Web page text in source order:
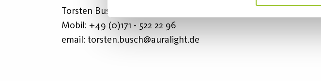
Torsten Busch, Key Account Manager / Gebietsverkaufsleiter
Mobil: +49 (0)171 - 522 22 96
email: torsten.busch@auralight.de